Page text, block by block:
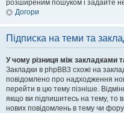
розширеним пошуком і задайте
Догори
Підписка на теми та
У чому різниця між закладками
Закладки в phpBB3 схожі на
повідомлено про надходження
перейти в цю тему пізніше.
якщо ви підпишитесь на тему, то
нових повідомлень в тему чи